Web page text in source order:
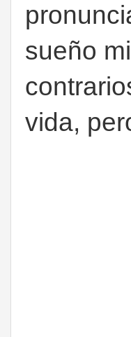
sueño
vida,